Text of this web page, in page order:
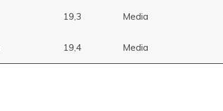
19,3 Media
19,4 Media